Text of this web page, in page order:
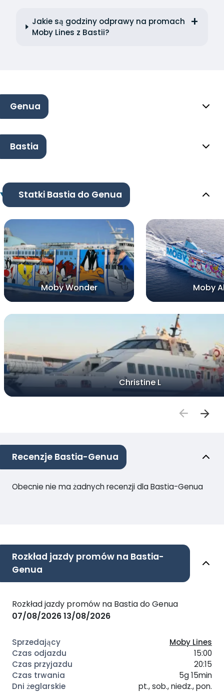
Jakie są godziny odprawy na promach
Moby Lines z Bastii?
Genua
Bastia
Statki Bastia do Genua
Moby Wonder Moby
Christine L
Recenzje Bastia-Genua
Obecnie nie ma żadnych recenzji dla Bastia-Genua
Rozkład jazdy promów na Bastia-
Genua
Rozkład jazdy promów na Bastia do Genua
07/08/202613/08/2026
Moby Lines
15:00
20:15
5g 15min
pt., sob., niedz., pon.